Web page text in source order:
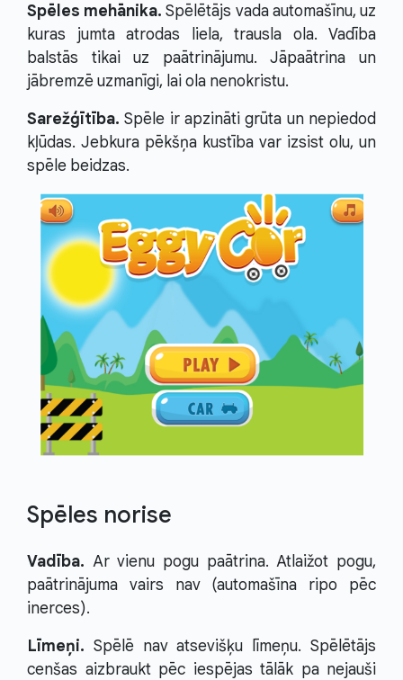
Spēles mehānika. Spēlētājs vada automašīnu, uz
kuras jumta atrodas liela, trausla ola. Vadība
balstās tikai uz paātrinājumu. Jāpaātrina un
jābremzē uzmanīgi, lai ola nenokristu.
Sarežģītība. Spēle ir apzināti grūta un nepiedod
kļūdas. Jebkura pēkšņa kustība var izsist olu, un
spēle beidzas.
Spēles norise
Vadība. Ar vienu pogu paātrina. Atlaižot pogu,
paātrinājuma vairs nav (automašīna ripo pēc
inerces).
Līmeņi. Spēlē nav atsevišķu līmeņu. Spēlētājs
cenšas aizbraukt pēc iespējas tālāk pa nejauši